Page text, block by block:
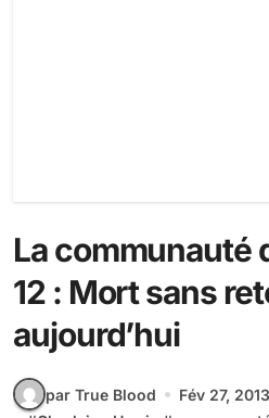
La communauté
12 : Mort sans
aujourd’hui
par True Blood
Fév 27, 2013